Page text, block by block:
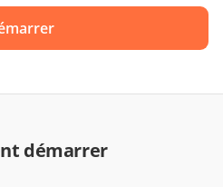
démarrer